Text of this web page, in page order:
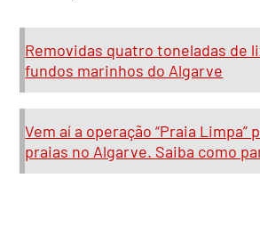
Removidas quatro toneladas de
fundos marinhos do Algarve
Vem aí a operação “Praia Limpa”
praias no Algarve. Saiba como